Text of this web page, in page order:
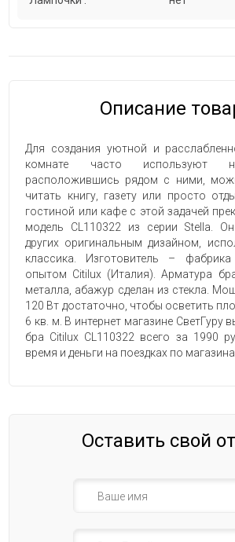
Описание
Для создания уютной и
комнате часто используют
расположившись рядом с ними,
читать книгу, газету или просто
гостиной или кафе с этой задачей
модель CL110322 из серии Stella.
других оригинальным дизайном,
классика. Изготовитель –
опытом Citilux (Италия). Арматура
металла, абажур сделан из стекла.
120 Вт достаточно, чтобы осветить
6 кв. м. В интернет магазине СветГуру
бра Citilux CL110322 всего за 1990
время и деньги на поездках по
Оставить свой